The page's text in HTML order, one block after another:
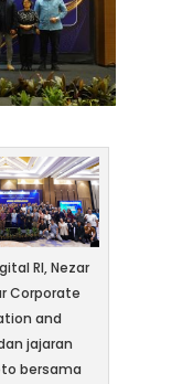
RI, Nezar
Corporate
and
jajaran
bersama